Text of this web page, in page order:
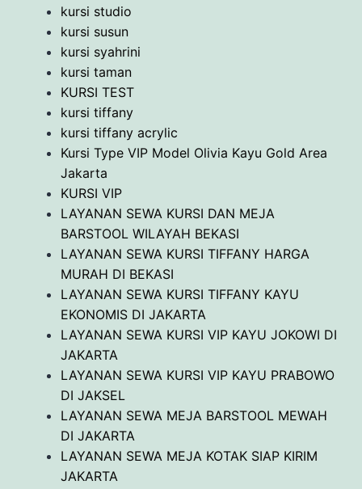
kursi studio
kursi susun
kursi syahrini
kursi taman
KURSI TEST
kursi tiffany
kursi tiffany acrylic
Kursi Type VIP Model Olivia Kayu Gold Area
Jakarta
KURSI VIP
LAYANAN SEWA KURSI DAN MEJA
BARSTOOL WILAYAH BEKASI
LAYANAN SEWA KURSI TIFFANY HARGA
MURAH DI BEKASI
LAYANAN SEWA KURSI TIFFANY KAYU
EKONOMIS DI JAKARTA
LAYANAN SEWA KURSI VIP KAYU JOKOWI DI
JAKARTA
LAYANAN SEWA KURSI VIP KAYU PRABOWO
DI JAKSEL
LAYANAN SEWA MEJA BARSTOOL MEWAH
DI JAKARTA
LAYANAN SEWA MEJA KOTAK SIAP KIRIM
JAKARTA